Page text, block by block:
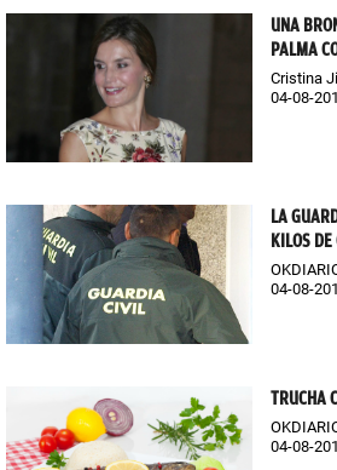
UNA
PALMA
Cristina
04-08-
LA
KILOS
04-08-
TRUCHA
04-08-